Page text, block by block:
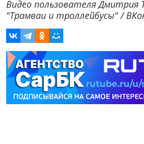
Видео пользователя Дмитрия
"Трамваи и троллейбусы" /